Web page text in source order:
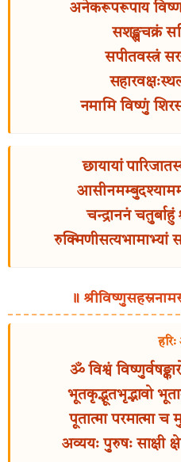
अनेकरूपरूपाय
सशङ्खचक्रं
सपीतवस्त्रं
नमामि विष्णुं
छायायां
चन्द्राननं चतुर्बाहुं
रुक्मिणीसत्यभामाभ्यां
॥
ॐ विश्वं
भूतकृद्भूतभृद्भावो
पूतात्मा परमात्मा च
अव्ययः पुरुषः साक्षी